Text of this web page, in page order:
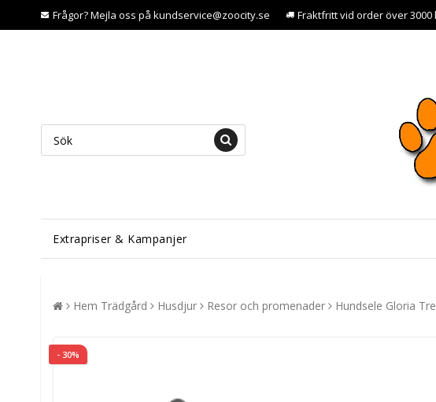
Frågor? Mejla oss på kundservice@zoocity.se Fraktfritt vid order över 3000
Extrapriser & Kampanjer
Hem Trädgård Husdjur Resor och promenader Hundsele Gloria
- 30%